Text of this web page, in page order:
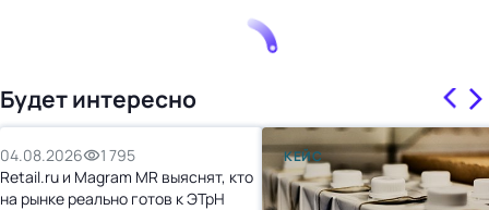
Будет интересно
04.08.2026
1 795
Retail.ru и Magram MR выяснят, кто
на рынке реально готов к ЭТрН
КЕЙС